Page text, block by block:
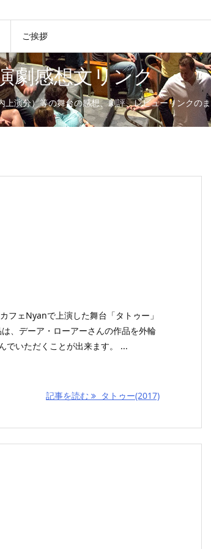
ご挨拶
劇感想文リンク
上演分）等の舞台の感想、劇評、レビューリンクの
フェNyanで上演した舞台「タトゥー」
、デーア・ローアーさんの作品を外輪
でいただくことが出来ます。 ...
記事を読む タトゥー(2017)